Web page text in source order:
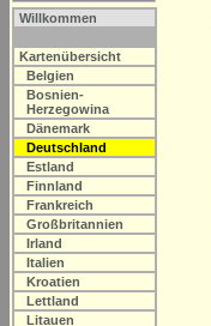
Willkommen
Kartenübersicht
Belgien
Bosnien-
Herzegowina
Dänemark
Deutschland
Estland
Finnland
Frankreich
Großbritannien
Irland
Italien
Kroatien
Lettland
Litauen